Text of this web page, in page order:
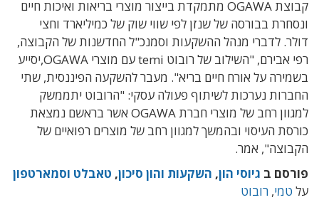
קבוצת OGAWA מתמקדת בייצור מוצרי בריאות ואיכות חיים
ונסחרת בבורסה של שנזן לפי שווי שוק של כמיליארד וחצי
דולר. לדברי מנהל ההשקעות וסמנכ"ל החדשנות של הקבוצה,
רפי אבירם, "השילוב של רובוט temi עם מוצרי OGAWA,יסייע
בשמירה על אורח חיים בריא". מעבר להשקעה הפיננסית, שתי
החברות נערכות לשיתוף פעולה עסקי: "הרובוט יתממשק
למגוון רחב של מוצרי חברת OGAWA אשר בראשם נמצאת
כורסת העיסוי ובהמשך למגוון רחב של מוצרים רפואיים של
הקבוצה", אמר.
פורסם ב גיוסי הון, השקעות והון סיכון, טאבלט וסמארטפון
על טמי, רובוט